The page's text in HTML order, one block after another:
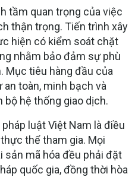
tầm quan trọng của việc
thận trọng. Tiến trình xây
hiện có kiểm soát chặt
nhằm bảo đảm sự phù
Mục tiêu hàng đầu của
toàn, minh bạch và
bộ hệ thống giao dịch.
luật Việt Nam là điều
thể tham gia. Mọi
sản mã hóa đều phải đặt
quốc gia, đồng thời hòa